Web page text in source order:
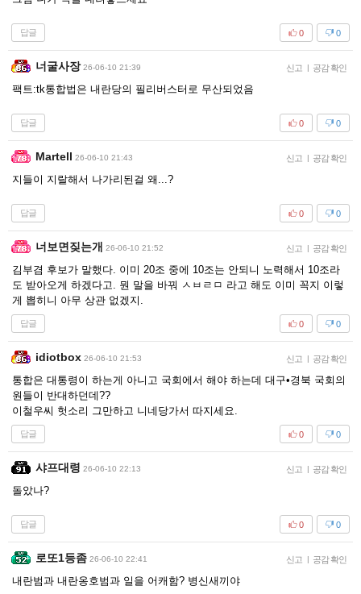
답글 0
0
너굴사장 26-06-10 21:39 신고 | 공감 확인
팩트:tk통합법은 내란당의 필리버스터로 무산되었음
답글 0
0
Martell 26-06-10 21:43 신고 | 공감 확인
지들이 지랄해서 나가리된걸 왜...?
답글 0
0
너보면짖는개 26-06-10 21:52 신고 | 공감 확인
김부겸 후보가 말했다. 이미 20조 중에 10조는 안되니 노력해서 10조라
도 받아오게 하겠다고. 뭔 말을 바꿔 ㅅㅂㄹㅁ 라고 해도 이미 꼭지 이렇
게 뽑히니 아무 상관 없겠지.
답글 0
0
idiotbox 26-06-10 21:53 신고 | 공감 확인
통합은 대통령이 하는게 아니고 국회에서 해야 하는데 대구•경북 국회의
원들이 반대하던데??
이철우씨 헛소리 그만하고 니네당가서 따지세요.
답글 0
0
샤프대령 26-06-10 22:13 신고 | 공감 확인
돌았나?
답글 0
0
로또1등좀 26-06-10 22:41 신고 | 공감 확인
내란범과 내란옹호범과 일을 어캐함? 병신새끼야